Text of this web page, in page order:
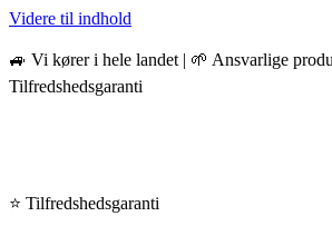
Videre til indhold
🚙 Vi kører i hele landet | 🌱 Ansvarlige
Tilfredshedsgaranti
⭐️ Tilfredshedsgaranti